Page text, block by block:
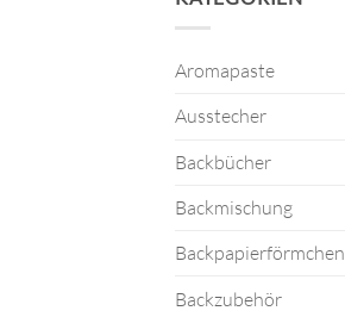
Aromapaste
Ausstecher
Backbücher
Backmischung
Backpapierförmchen
Backzubehör